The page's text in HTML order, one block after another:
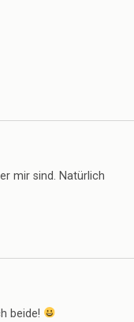
mir sind. Natürlich
beide!